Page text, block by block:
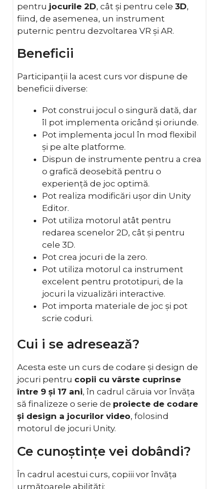
pentru jocurile 2D, cât și pentru cele3D,
fiind, de asemenea, un instrument
puternic pentru dezvoltarea VR și AR.
Beneficii
Participanții la acest curs vor dispune de
beneficii diverse:
Pot construi jocul o singură dată, dar
îl pot implementa oricând și oriunde.
Pot implementa jocul în mod flexibil
și pe alte platforme.
Dispun de instrumente pentru a crea
o grafică deosebită pentru o
experiență de joc optimă.
Pot realiza modificări ușor din Unity
Editor.
Pot utiliza motorul atât pentru
redarea scenelor 2D, cât și pentru
cele 3D.
Pot crea jocuri de la zero.
Pot utiliza motorul ca instrument
excelent pentru prototipuri, de la
jocuri la vizualizări interactive.
Pot importa materiale de joc și pot
scrie coduri.
Cui i se adresează?
Acesta este un curs de codare și design de
jocuri pentru copii cu vârste cuprinse
între 9 și 17 ani, în cadrul căruia vor învăța
să finalizeze o serie de proiecte de codare
și design a jocurilor video, folosind
motorul de jocuri Unity.
Ce cunoștințe vei dobândi?
În cadrul acestui curs, copiii vor învăța
următoarele abilități: